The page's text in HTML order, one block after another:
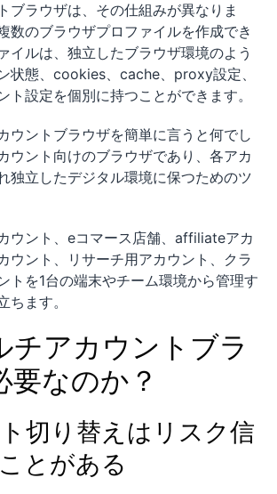
ブラウザは、その仕組みが異なりま
数のブラウザプロファイルを作成でき
イルは、独立したブラウザ環境のよう
状態、cookies、cache、proxy設定、
ト設定を個別に持つことができます。
ウントブラウザを簡単に言うと何でし
ウント向けのブラウザであり、各アカ
独立したデジタル環境に保つためのツ
ウント、eコマース店舗、affiliateアカ
ウント、リサーチ用アカウント、クラ
トを1台の端末やチーム環境から管理す
ちます。
チアカウントブラ
要なのか？
切り替えはリスク信
とがある